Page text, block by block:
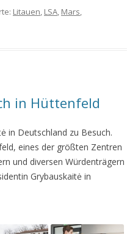
Litauen, LSA, Mars,
in Hüttenfeld
in Deutschland zu Besuch.
eines der größten Zentren
und diversen Würdenträgern
Grybauskaitė in